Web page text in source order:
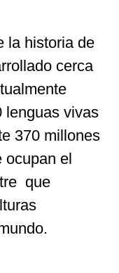
la historia de
cerca
lenguas vivas
370 millones
el
que